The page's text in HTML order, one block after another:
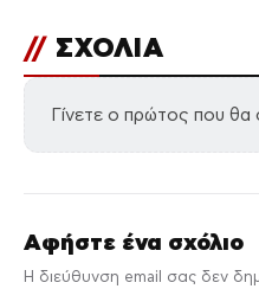
// ΣΧΟΛΙΑ
Γίνετε ο πρώτος που θα
Αφήστε ένα σχόλιο
Η διεύθυνση email σας δεν